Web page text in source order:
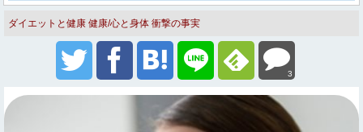
ダイエットと健康 健康/心と身体 衝撃の事実
3